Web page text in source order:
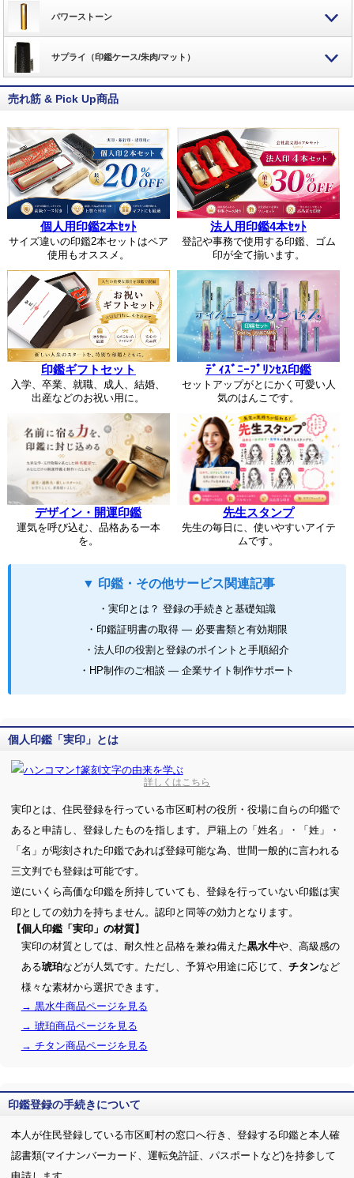
パワーストーン
サプライ（印鑑ケース/朱肉/マット）
売れ筋 & Pick Up商品
個人用印鑑2本ｾｯﾄ
サイズ違いの印鑑2本セットはペア
使用もオススメ。
法人用印鑑4本ｾｯﾄ
登記や事務で使用する印鑑、ゴム
印が全て揃います。
印鑑ギフトセット
入学、卒業、就職、成人、結婚、
出産などのお祝い用に。
ﾃﾞｨｽﾞﾆｰﾌﾟﾘﾝｾｽ印鑑
セットアップがとにかく可愛い人
気のはんこです。
デザイン・開運印鑑
運気を呼び込む、品格ある一本
を。
先生スタンプ
先生の毎日に、使いやすいアイテ
ムです。
▼ 印鑑・その他サービス関連記事
・実印とは？ 登録の手続きと基礎知識
・印鑑証明書の取得 ― 必要書類と有効期限
・法人印の役割と登録のポイントと手順紹介
・HP制作のご相談 ― 企業サイト制作サポート
個人印鑑「実印」とは
詳しくはこちら
実印とは、住民登録を行っている市区町村の役所・役場に自らの印鑑で
あると申請し、登録したものを指します。戸籍上の「姓名」・「姓」・
「名」が彫刻された印鑑であれば登録可能な為、世間一般的に言われる
三文判でも登録は可能です。
逆にいくら高価な印鑑を所持していても、登録を行っていない印鑑は実
印としての効力を持ちません。認印と同等の効力となります。
【個人印鑑「実印」の材質】
実印の材質としては、耐久性と品格を兼ね備えた黒水牛や、高級感の
ある琥珀などが人気です。ただし、予算や用途に応じて、 チタンなど
様々な素材から選択できます。
→ 黒水牛商品ページを見る
→ 琥珀商品ページを見る
→ チタン商品ページを見る
印鑑登録の手続きについて
本人が住民登録している市区町村の窓口へ行き、登録する印鑑と本人確
認書類(マイナンバーカード、運転免許証、パスポートなど)を持参して